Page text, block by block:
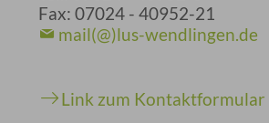
Fax: 07024 - 40952-21
mail(@)lus-wendlingen.de
Link zum Kontaktformular